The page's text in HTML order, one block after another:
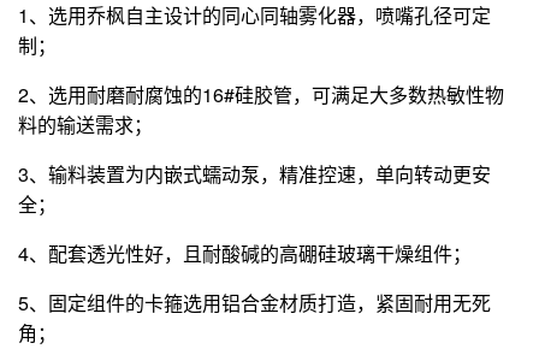
1、选用乔枫自主设计的同心同轴雾化器，喷嘴孔径可定
制；
2、选用耐磨耐腐蚀的16#硅胶管，可满足大多数热敏性物
料的输送需求；
3、输料装置为内嵌式蠕动泵，精准控速，单向转动更安
全；
4、配套透光性好，且耐酸碱的高硼硅玻璃干燥组件；
5、固定组件的卡箍选用铝合金材质打造，紧固耐用无死
角；